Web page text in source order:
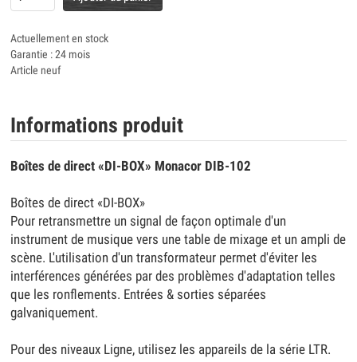
Actuellement en stock
Garantie : 24 mois
Article neuf
Informations produit
Boîtes de direct «DI-BOX» Monacor DIB-102
Boîtes de direct «DI-BOX»
Pour retransmettre un signal de façon optimale d'un
instrument de musique vers une table de mixage et un ampli de
scène. L'utilisation d'un transformateur permet d'éviter les
interférences générées par des problèmes d'adaptation telles
que les ronflements. Entrées & sorties séparées
galvaniquement.
Pour des niveaux Ligne, utilisez les appareils de la série LTR.